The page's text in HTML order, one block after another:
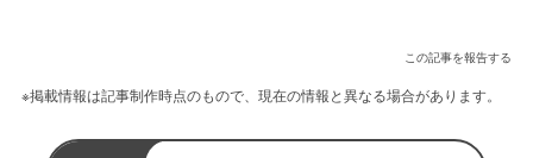
この記事を報告する
※掲載情報は記事制作時点のもので、現在の情報と異なる場合があります。